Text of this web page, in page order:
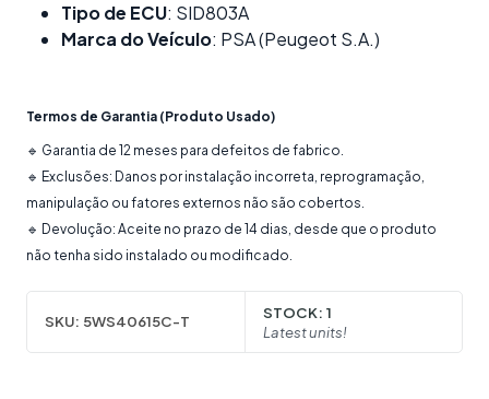
Tipo de ECU: SID803A
Marca do Veículo: PSA (Peugeot S.A.)
Termos de Garantia (Produto Usado)
🔹 Garantia de 12 meses para defeitos de fabrico.
🔹 Exclusões: Danos por instalação incorreta, reprogramação,
manipulação ou fatores externos não são cobertos.
🔹 Devolução: Aceite no prazo de 14 dias, desde que o produto
não tenha sido instalado ou modificado.
SKU: 5WS40615C-T STOCK: 1
Latest units!